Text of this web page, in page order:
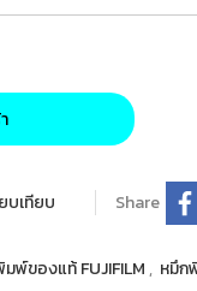
บเทียบ Share
พ์ของแท้ FUJIFILM , หมึก